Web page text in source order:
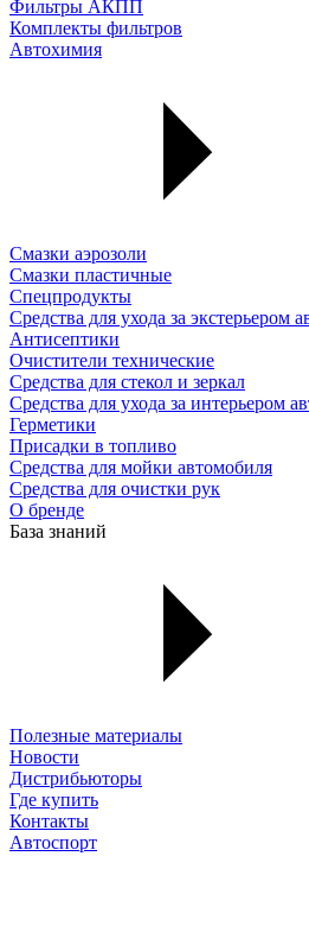
Фильтры АКПП
Комплекты фильтров
Автохимия
Смазки аэрозоли
Смазки пластичные
Спецпродукты
Средства для ухода за экстерьером
Антисептики
Очистители технические
Средства для стекол и зеркал
Средства для ухода за интерьером
Герметики
Присадки в топливо
Средства для мойки автомобиля
Средства для очистки рук
О бренде
База знаний
Полезные материалы
Новости
Дистрибьюторы
Где купить
Контакты
Автоспорт